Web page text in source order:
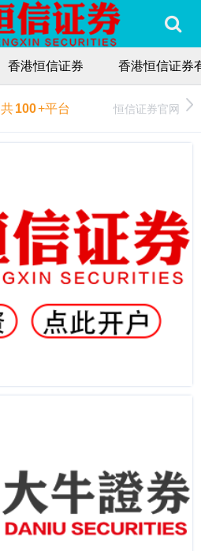
香港恒信证券 香港恒信证券
共100+平台 恒信证券官网